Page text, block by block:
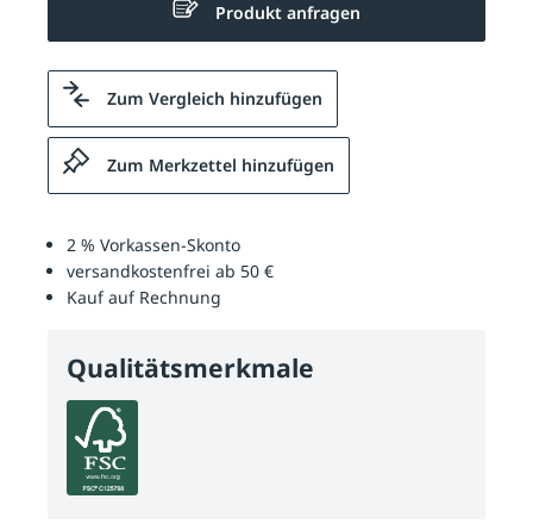
Produkt anfragen
Zum Vergleich hinzufügen
Zum Merkzettel hinzufügen
2 % Vorkassen-Skonto
versandkostenfrei ab 50 €
Kauf auf Rechnung
Qualitätsmerkmale